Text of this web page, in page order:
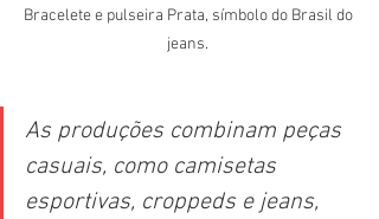
Bracelete e pulseira Prata, símbolo do Brasil do
jeans.
As produções combinam peças
casuais, como camisetas
esportivas, croppeds e jeans,